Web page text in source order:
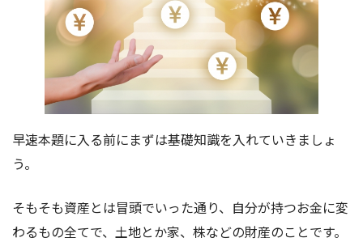
早速本題に入る前にまずは基礎知識を入れていきましょ
う。
そもそも資産とは冒頭でいった通り、自分が持つお金に変
わるもの全てで、土地とか家、株などの財産のことです。